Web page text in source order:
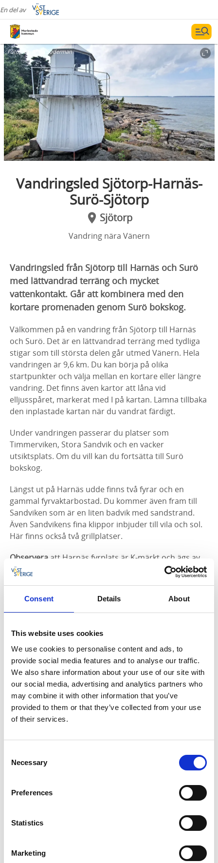
Consent Details About
This website uses cookies
We use cookies to personalise content and ads, to
provide social media features and to analyse our traffic.
We also share information about your use of our site with
our social media, advertising and analytics partners who
may combine it with other information that you’ve
provided to them or that they’ve collected from your use
of their services.
Selection
Necessary
Preferences
Statistics
Marketing
En del av
Fotograf: Anna Söderman
Vandringsled Sjötorp-Harnäs-
Surö-Sjötorp
Sjötorp
Vandring nära Vänern
Vandringsled från Sjötorp till Harnäs och Surö
med lättvandrad terräng och mycket
vattenkontakt. Går att kombinera med den
kortare promenaden genom Surö bokskog.
Välkommen på en vandring från Sjötorp till Harnäs
och Surö. Det är en lättvandrad terräng med tydliga
stigar som till största delen går utmed Vänern. Hela
vandringen är 9,6 km. Du kan börja på olika
startpunkter och välja mellan en kortare eller längre
vandring. Det finns även kartor att låna vid
elljusspåret, markerat med I på kartan. Lämna tillbaka
den inplastade kartan när du vandrat färdigt.
Under vandringen passerar du platser som
Timmerviken, Stora Sandvik och en vacker
utsiktsplats. Om du vill kan du fortsätta till Surö
bokskog.
Längst ut på Harnäs udde finns två fyrar och en
gammal fyrvaktarbostad. Du kommer även fram till
Sandviken som är en liten badvik med sandstrand.
Även Sandvikens fina klippor inbjuder till vila och sol.
Här finns också två grillplatser.
Observera att Harnäs fyrplats är K-märkt och ägs av
en intresseförening. Det är en vägbom på vägen ut till
platsen men det är ok för gående och cyklande att ta
respektera att det är privatägt och att det under
sommaren kan vara bebott.
Parkeringen vid Sandviken
Här kan du börja vandringen mot Harnäs eller Surö.
Klicka här för att ladda ner karta över leden.
Klicka här för att ladda ner en beskrivning av leden.
kilometer söder om Sjötorp, vid Vänern. På en del
platser växer blåsippa och tandrot och över 300 olika
se här är drillsnäppa, storskrake, skogsduva,
inlandsisens spår i form av stora stenar och block. På
den västra sidan finns en liten vik med sandbotten